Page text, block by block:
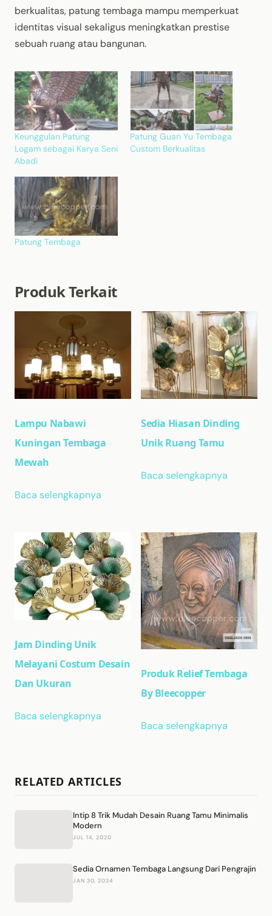
berkualitas, patung tembaga mampu memperkuat
identitas visual sekaligus meningkatkan prestise
sebuah ruang atau bangunan.
Keunggulan Patung
Logam sebagai Karya Seni
Abadi
Patung Guan Yu Tembaga
Custom Berkualitas
Patung Tembaga
Produk Terkait
Lampu Nabawi
Kuningan Tembaga
Mewah
Baca selengkapnya
Sedia Hiasan Dinding
Unik Ruang Tamu
Baca selengkapnya
Jam Dinding Unik
Melayani Costum Desain
Dan Ukuran
Baca selengkapnya
Produk Relief Tembaga
By Bleecopper
Baca selengkapnya
RELATED ARTICLES
Intip 8 Trik Mudah Desain Ruang Tamu Minimalis
Modern
JUL 14, 2020
Sedia Ornamen Tembaga Langsung Dari Pengrajin
JAN 30, 2024